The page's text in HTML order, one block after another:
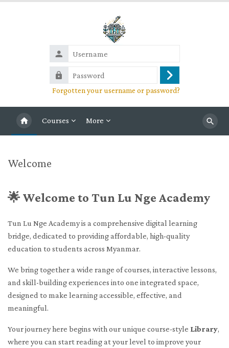
Username
Password
Log
in
Forgotten your username or password?
Courses More
Search
Welcome
🌟 Welcome to Tun Lu Nge Academy
Tun Lu Nge Academy is a comprehensive digital learning
bridge, dedicated to providing affordable, high-quality
education to students across Myanmar.
We bring together a wide range of courses, interactive lessons,
and skill-building experiences into one integrated space,
designed to make learning accessible, effective, and
meaningful.
Your journey here begins with our unique course-style Library,
where you can start reading at your level to improve your